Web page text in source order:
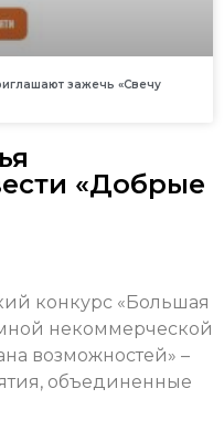
зажечь «Свечу
«Добрые
конкурс «Большая
некоммерческой
возможностей» –
объединенные